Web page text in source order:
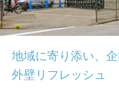
地域に寄り添い、
外壁リフレッシュ